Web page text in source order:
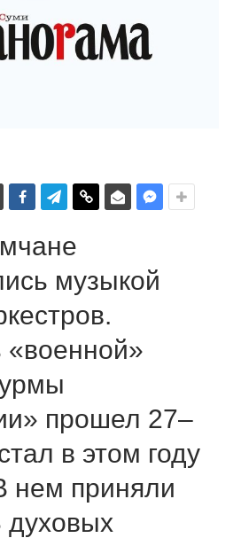
музыкой
«военной»
прошел 27–
в этом году
нем приняли
духовых